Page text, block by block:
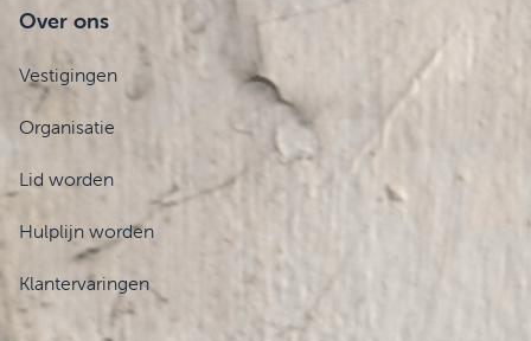
Over ons
Vestigingen
Organisatie
Lid worden
Hulplijn worden
Klantervaringen